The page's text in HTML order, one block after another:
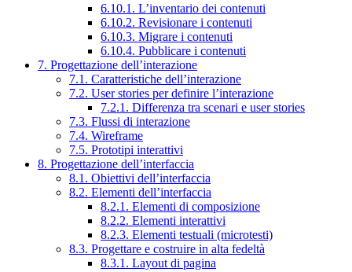
6.10.1. L’inventario dei contenuti
6.10.2. Revisionare i contenuti
6.10.3. Migrare i contenuti
6.10.4. Pubblicare i contenuti
7. Progettazione dell’interazione
7.1. Caratteristiche dell’interazione
7.2. User stories per definire l’interazione
7.2.1. Differenza tra scenari e user stories
7.3. Flussi di interazione
7.4. Wireframe
7.5. Prototipi interattivi
8. Progettazione dell’interfaccia
8.1. Obiettivi dell’interfaccia
8.2. Elementi dell’interfaccia
8.2.1. Elementi di composizione
8.2.2. Elementi interattivi
8.2.3. Elementi testuali (microtesti)
8.3. Progettare e costruire in alta fedeltà
8.3.1. Layout di pagina